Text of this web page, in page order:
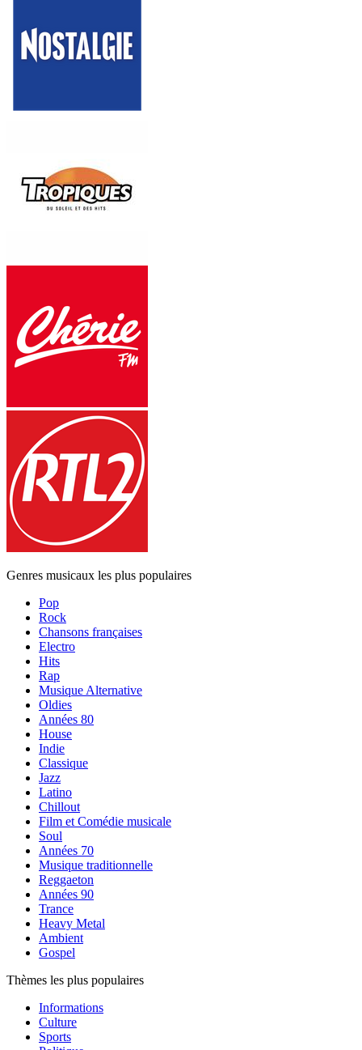
Genres musicaux les plus populaires
Pop
Rock
Chansons françaises
Electro
Hits
Rap
Musique Alternative
Oldies
Années 80
House
Indie
Classique
Jazz
Latino
Chillout
Film et Comédie musicale
Soul
Années 70
Musique traditionnelle
Reggaeton
Années 90
Trance
Heavy Metal
Ambient
Gospel
Thèmes les plus populaires
Informations
Culture
Sports